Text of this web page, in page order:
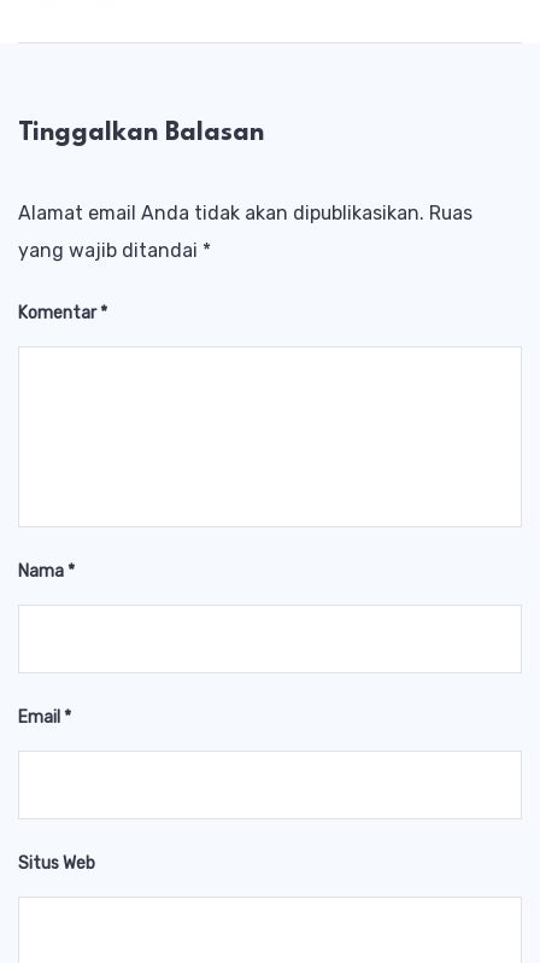
Tinggalkan Balasan
Alamat email Anda tidak akan dipublikasikan. Ruas
yang wajib ditandai *
Komentar*
Nama*
Email *
Situs Web